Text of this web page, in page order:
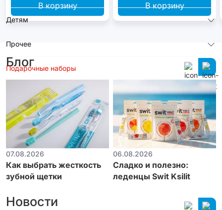
Детям
Прочее
Подарочные наборы
В корзину В корзину
Блог
07.08.2026
Как выбрать жесткость
зубной щетки
06.08.2026
Сладко и полезно:
леденцы Swit Ksilit
Новости